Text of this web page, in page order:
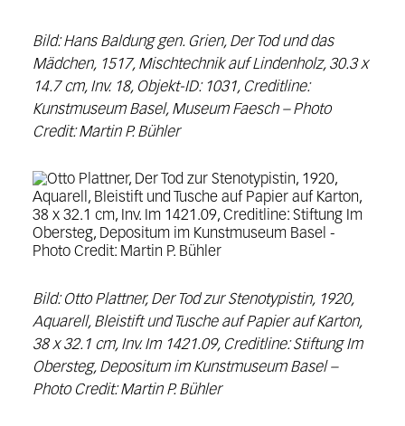
Bild: Hans Baldung gen. Grien, Der Tod und das
Mädchen, 1517, Mischtechnik auf Lindenholz, 30.3 x
14.7 cm, Inv. 18, Objekt-ID: 1031, Creditline:
Kunstmuseum Basel, Museum Faesch –Photo
Credit: Martin P. Bühler
Bild: Otto Plattner, Der Tod zur Stenotypistin, 1920,
Aquarell, Bleistift und Tusche auf Papier auf Karton,
38 x 32.1 cm, Inv. Im 1421.09, Creditline: Stiftung Im
Obersteg, Depositum im Kunstmuseum Basel –
Photo Credit: Martin P. Bühler